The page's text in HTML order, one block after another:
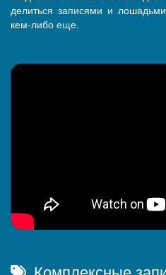
делиться записями и
кем-либо еще.